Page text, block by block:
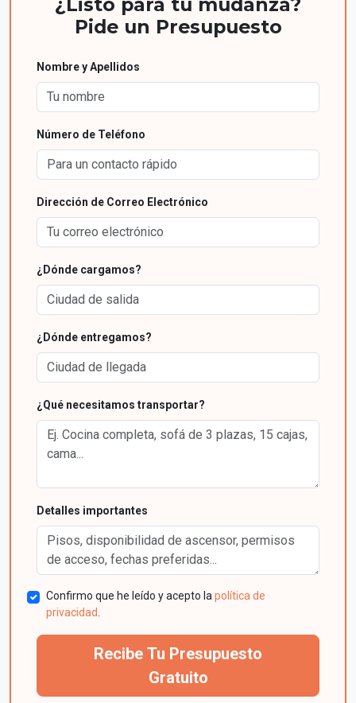
Pide un Presupuesto
Nombre y Apellidos
Número de Teléfono
Dirección de Correo Electrónico
¿Dónde cargamos?
¿Dónde entregamos?
¿Qué necesitamos transportar?
Detalles importantes
Confirmo que he leído y acepto la política de
privacidad
Recibe Tu Presupuesto
Gratuito